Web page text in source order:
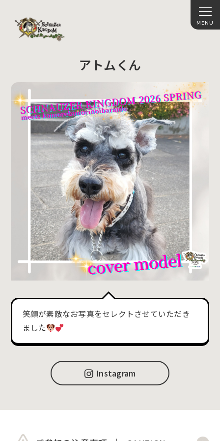
アトムくん
笑顔が素敵なお写真をセレクトさせていただき
ました
Instagram